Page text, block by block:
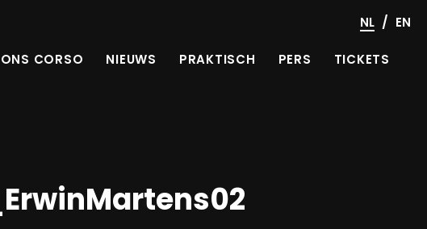
ONS CORSO NIEUWS PRAKTISCH PERS TICKETS
NL / EN